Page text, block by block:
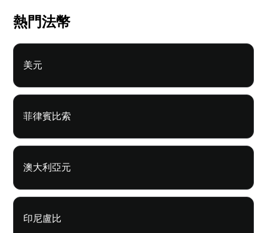
熱門法幣
美元
菲律賓比索
澳大利亞元
印尼盧比